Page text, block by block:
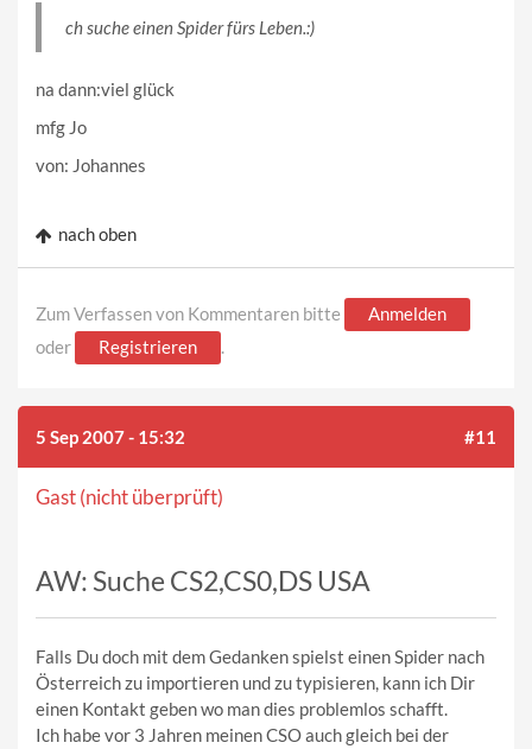
ch suche einen Spider fürs Leben.:)
na dann:viel glück
mfg Jo
von: Johannes
nach oben
Zum Verfassen von Kommentaren bitte
Anmelden
oder
Registrieren .
5 Sep 2007 - 15:32 #11
Gast (nicht überprüft)
AW: Suche CS2,CS0,DS USA
Falls Du doch mit dem Gedanken spielst einen Spider nach
Österreich zu importieren und zu typisieren, kann ich Dir
einen Kontakt geben wo man dies problemlos schafft.
Ich habe vor 3 Jahren meinen CSO auch gleich bei der